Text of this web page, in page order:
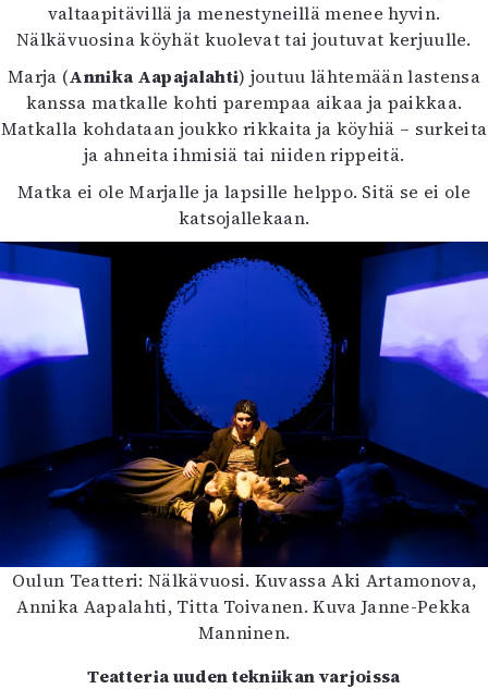
valtaapitävillä ja menestyneillä menee hyvin.
Nälkävuosina köyhät kuolevat tai joutuvat kerjuulle.
Marja (Annika Aapajalahti) joutuu lähtemään lastensa
kanssa matkalle kohti parempaa aikaa ja paikkaa.
Matkalla kohdataan joukko rikkaita ja köyhiä – surkeita
ja ahneita ihmisiä tai niiden rippeitä.
Matka ei ole Marjalle ja lapsille helppo. Sitä se ei ole
katsojallekaan.
Oulun Teatteri: Nälkävuosi. Kuvassa Aki Artamonova,
Annika Aapalahti, Titta Toivanen. Kuva Janne-Pekka
Manninen.
Teatteria uuden tekniikan varjoissa